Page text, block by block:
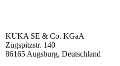
KUKA SE & Co. KGaA
Zugspitzstr. 140
86165 Augsburg, Deutschland